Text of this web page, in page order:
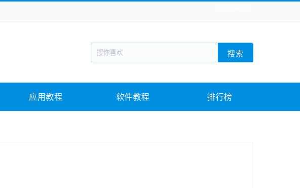
新闻阅读 旅游出行 生活实用
回合网游 战棋游戏 枪战射击
插件下载 教育教学 游戏娱乐 系统软件 素材下载
搜索
应用教程 软件教程 排行榜